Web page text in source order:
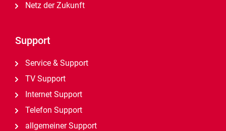
Netz der Zukunft
Support
Service & Support
TV Support
Internet Support
Telefon Support
allgemeiner Support